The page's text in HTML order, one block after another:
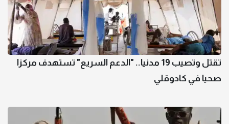
تقتل وتصيب 19 مدنيا.. "الدعم السريع" تستهدف مركزا
صحيا في كادوقلي